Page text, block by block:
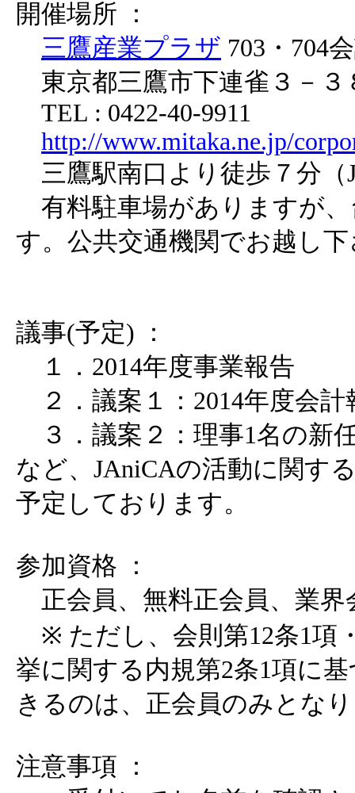
開催場所 ：
三鷹産業プラザ 703・704
東京都三鷹市下連雀３－３
TEL : 0422-40-9911
http://www.mitaka.ne.jp/
三鷹駅南口より徒歩７分（
有料駐車場がありますが
す。公共交通機関でお越し
議事(予定) ：
１．2014年度事業報告
２．議案１：2014年度会計
３．議案２：理事1名の新
など、JAniCAの活動に関す
予定しております。
参加資格 ：
正会員、無料正会員、業界
※ ただし、会則第12条1項
挙に関する内規第2条1項に
きるのは、正会員のみとな
注意事項 ：